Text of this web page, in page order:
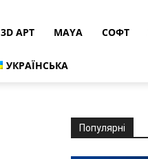
3D АРТ MAYA СОФТ
УКРАЇНСЬКА
Популярні